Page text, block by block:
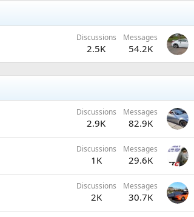
Discussions
2.5K
Messages
54.2K
Discussions
2.9K
Messages
82.9K
Discussions
1K
Messages
29.6K
Discussions
2K
Messages
30.7K